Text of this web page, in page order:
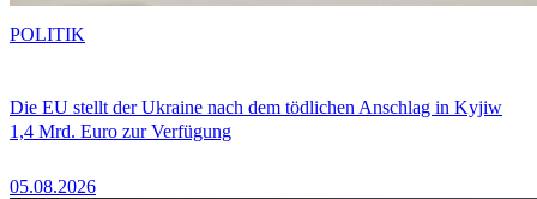
Die EU stellt der Ukraine nach dem tödlichen Anschlag in Kyjiw
1,4 Mrd. Euro zur Verfügung
05.08.2026
POLITIK